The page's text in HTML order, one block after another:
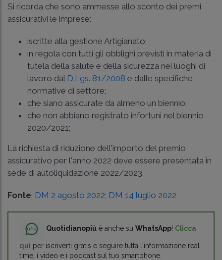
Si ricorda che sono ammesse allo sconto dei premi
assicurativi le imprese:
iscritte alla gestione Artigianato;
in regola con tutti gli obblighi previsti in materia di
tutela della salute e della sicurezza nei luoghi di
lavoro dal D.Lgs. 81/2008 e dalle specifiche
normative di settore;
che siano assicurate da almeno un biennio;
che non abbiano registrato infortuni nel biennio
2020/2021;
La richiesta di riduzione dell'importo del premio
assicurativo per l'anno 2022 deve essere presentata in
sede di autoliquidazione 2022/2023.
Fonte: DM 2 agosto 2022; DM 14 luglio 2022
Quotidianopiù è anche su WhatsApp! Clicca
qui per iscriverti gratis e seguire tutta l'informazione real
time, i video e i podcast sul tuo smartphone.